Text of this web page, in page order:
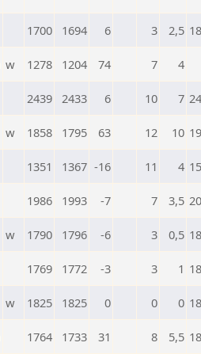
1700 1694 6 3 2,5
w 1278 1204 74 7 4
2439 2433 6 10 7
w 1858 1795 63 12 10
1351 1367 -16 11 4
1986 1993 -7 7 3,5
w 1790 1796 -6 3 0,5
1769 1772 -3 3 1
w 1825 1825 0 0 0
1764 1733 31 8 5,5